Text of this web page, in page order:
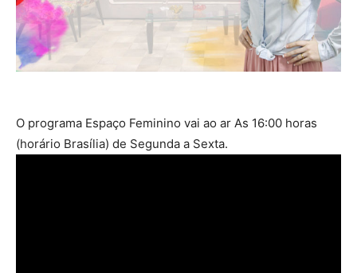
O programa Espaço Feminino vai ao ar As 16:00 horas
(horário Brasília) de Segunda a Sexta.